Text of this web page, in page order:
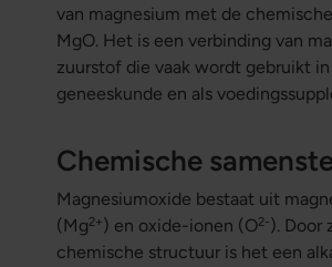
van magnesium met de
MgO. Het is een verbinding van
zuurstof die vaak wordt gebruikt
geneeskunde en als
Chemische
Magnesiumoxide bestaat uit
(Mg2+ ) en oxide-ionen (O2- ). Door
chemische structuur is het een